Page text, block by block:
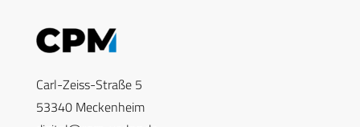
Carl-Zeiss-Straße 5
53340 Meckenheim